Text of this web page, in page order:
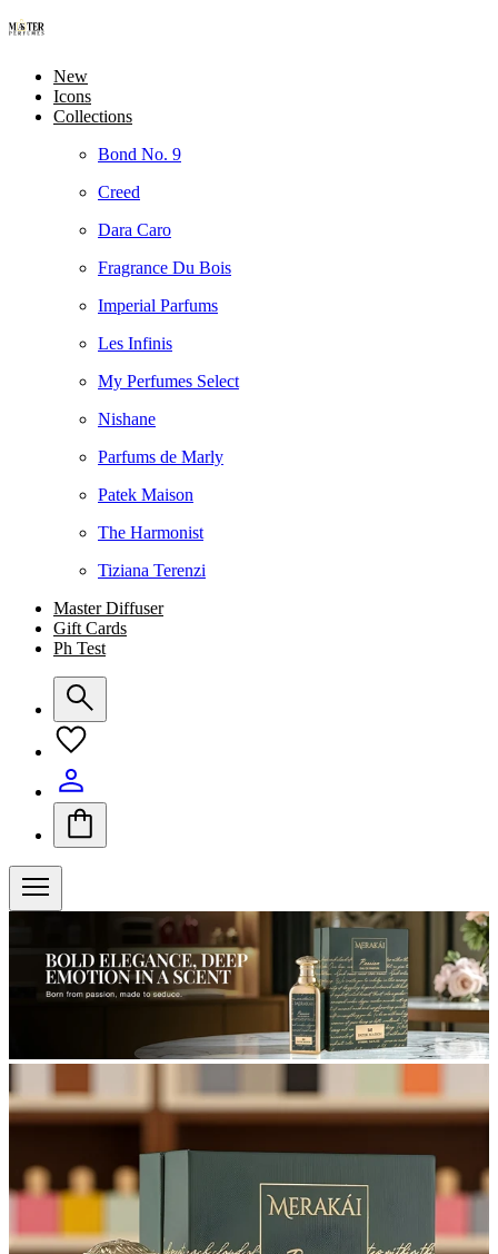
New
Icons
Collections
Bond No. 9
Creed
Dara Caro
Fragrance Du Bois
Imperial Parfums
Les Infinis
My Perfumes Select
Nishane
Parfums de Marly
Patek Maison
The Harmonist
Tiziana Terenzi
Master Diffuser
Gift Cards
Ph Test